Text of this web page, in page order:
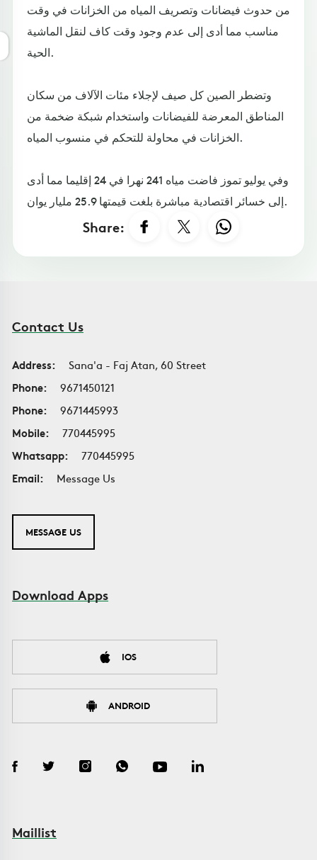
من حدوث فيضانات وتصريف المياه من الخزانات في وقت
مناسب مما أدى إلى عدم وجود وقت كاف لنقل الماشية
الحية.
وتضطر الصين كل صيف لإجلاء مئات الآلاف من سكان
المناطق المعرضة للفيضانات واستخدام شبكة ضخمة من
الخزانات في محاولة للتحكم في منسوب المياه.
وفي يوليو تموز فاضت مياه 241 نهرا في 24 إقليما مما أدى
إلى خسائر اقتصادية مباشرة بلغت قيمتها 25.9 مليار يوان.
Share:
Contact Us
Address:
Sana'a - Faj Atan, 60 Street
Phone:
9671450121
Phone:
9671445993
Mobile:
770445995
Whatsapp:
770445995
Email:
Message Us
MESSAGE US
Download Apps
IOS
ANDROID
Maillist